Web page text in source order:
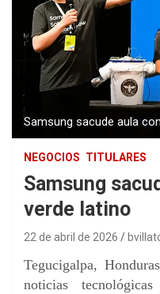
Samsung sacude aula
NEGOCIOS TITULARES
Samsung
verde latino
22 de abril de 2026
Tegucigalpa, Honduras
noticias